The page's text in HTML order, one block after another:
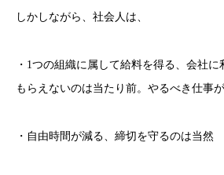
しかしながら、社会人は、
・1つの組織に属して給料を得る、会社
もらえないのは当たり前。やるべき仕事
・自由時間が減る、締切を守るのは当然